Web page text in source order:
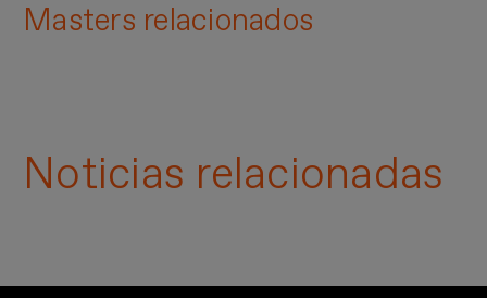
Masters relacionados
Noticias relacionadas